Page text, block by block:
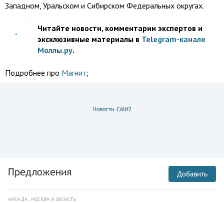
Западном, Уральском и Сибирском Федеральных округах.
Читайте новости, комментарии экспертов и
эксклюзивные материалы в Telegram-канале
Моллы.ру.
Подробнее про Магнит;
Новости СМИ2
Предложения Добавить
АРЕНДА , МОСКВА И ОБЛАСТЬ